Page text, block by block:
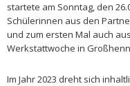
startete am Sonntag, den
Schülerinnen aus den
und zum ersten Mal auch
Werkstattwoche in
Im Jahr 2023 dreht sich